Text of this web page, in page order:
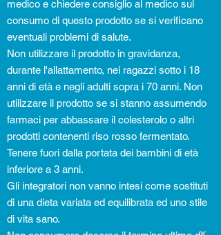
medico e chiedere consiglio al medico sul
consumo di questo prodotto se si verificano
eventuali problemi di salute.
Non utilizzare il prodotto in gravidanza,
durante l'allattamento, nei ragazzi sotto i 18
anni di età e negli adulti sopra i 70 anni. Non
utilizzare il prodotto se si stanno assumendo
farmaci per abbassare il colesterolo o altri
prodotti contenenti riso rosso fermentato.
Tenere fuori dalla portata dei bambini di età
inferiore a 3 anni.
Gli integratori non vanno intesi come sostituti
di una dieta variata ed equilibrata ed uno stile
di vita sano.